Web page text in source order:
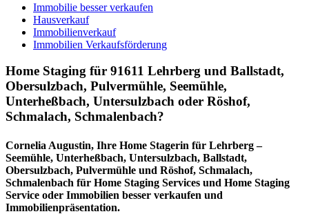
Immobilie besser verkaufen
Hausverkauf
Immobilienverkauf
Immobilien Verkaufsförderung
Home Staging für 91611 Lehrberg und Ballstadt,
Obersulzbach, Pulvermühle, Seemühle,
Unterheßbach, Untersulzbach oder Röshof,
Schmalach, Schmalenbach?
Cornelia Augustin, Ihre Home Stagerin für Lehrberg –
Seemühle, Unterheßbach, Untersulzbach, Ballstadt,
Obersulzbach, Pulvermühle und Röshof, Schmalach,
Schmalenbach für Home Staging Services und Home Staging
Service oder Immobilien besser verkaufen und
Immobilienpräsentation.